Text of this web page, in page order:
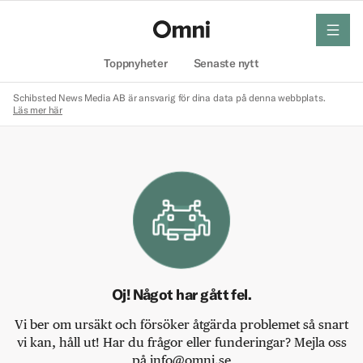
Toppnyheter Senaste nytt
meny
Schibsted News Media AB är ansvarig för dina data på denna webbplats.
Läs mer här
Oj! Något har gått fel.
Vi ber om ursäkt och försöker åtgärda problemet så snart
vi kan, håll ut! Har du frågor eller funderingar? Mejla oss